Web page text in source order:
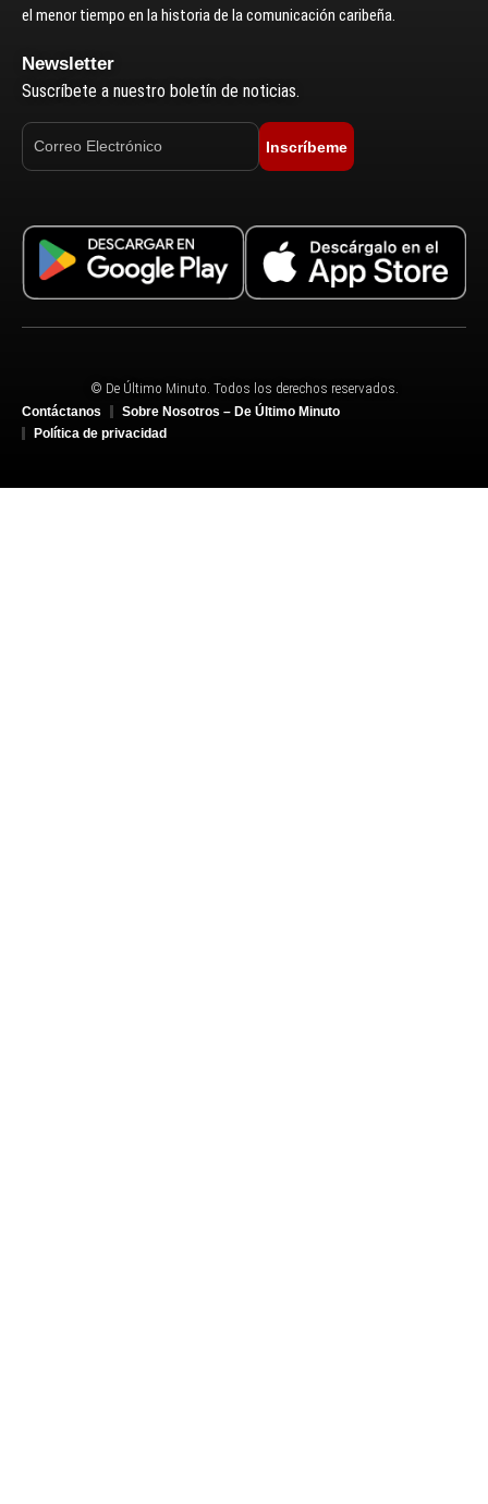
el menor tiempo en la historia de la comunicación caribeña.
Newsletter
Suscríbete a nuestro boletín de noticias.
Inscríbeme
© De Último Minuto. Todos los derechos reservados.
Contáctanos
Sobre Nosotros – De Último Minuto
Política de privacidad